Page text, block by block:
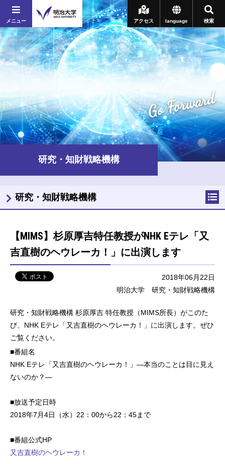
メニュー 検索
language
アクセス
Go Forward
研究・知財戦略機構
【MIMS】杉原厚吉特任教授がNHK Eテレ「又
吉直樹のヘウレーカ！」に出演します
2018年06月22日
明治大学 研究・知財戦略機構
研究・知財戦略機構 杉原厚吉 特任教授（MIMS所長）がこのた
び、NHK Eテレ「又吉直樹のヘウレーカ！」に出演します。ぜひ
ご覧ください。
■番組名
NHK Eテレ「又吉直樹のヘウレーカ！」—本当のことは目に見え
ないのか？—
■放送予定日時
2018年7月4日（水）22：00から22：45まで
■番組公式HP
又吉直樹のヘウレーカ！
研究・知財戦略機構